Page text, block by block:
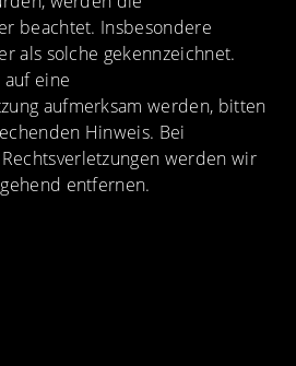
beachtet. Insbesondere
als solche gekennzeichnet.
eine
aufmerksam werden, bitten
Hinweis. Bei
werden wir
entfernen.